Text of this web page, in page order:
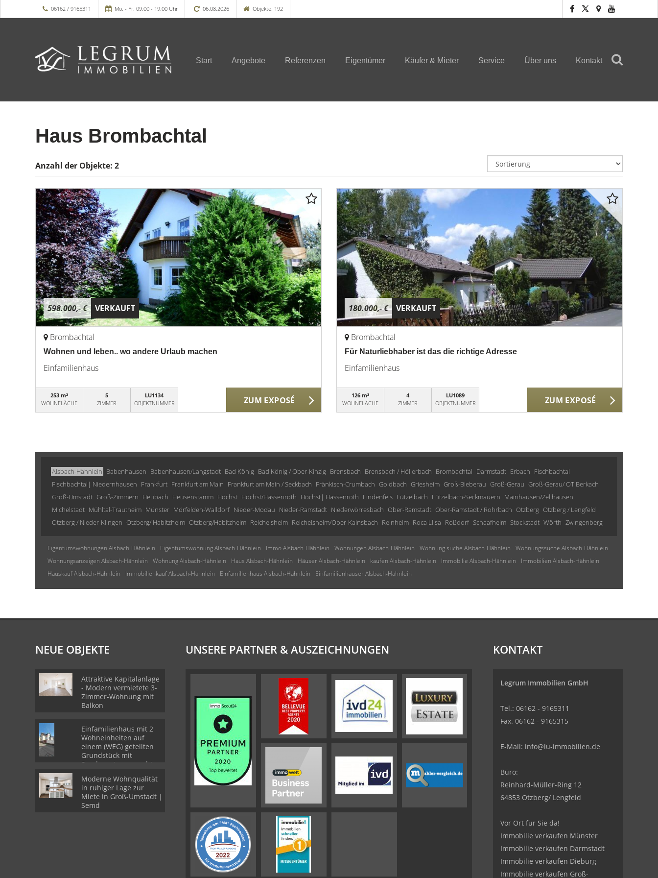
06162 / 9165311 Mo. - Fr. 09.00 - 19.00 Uhr 06.08.2026 Objekte: 192
Start Angebote Referenzen Eigentümer Käufer & Mieter Service Über uns Kontakt
Haus Brombachtal
Anzahl der Objekte: 2
598.000,- € VERKAUFT
Brombachtal
Wohnen und leben.. wo andere Urlaub machen
Einfamilienhaus
253 m²
WOHNFLÄCHE
5
ZIMMER
LU1134
OBJEKTNUMMER
ZUM EXPOSÉ
180.000,- € VERKAUFT
Brombachtal
Für Naturliebhaber ist das die richtige Adresse
Einfamilienhaus
126 m²
WOHNFLÄCHE
4
ZIMMER
LU1089
OBJEKTNUMMER
ZUM EXPOSÉ
Alsbach-Hähnlein Babenhausen Babenhausen/Langstadt Bad König Bad König / Ober-Kinzig Brensbach Brensbach / Höllerbach Brombachtal Darmstadt Erbach Fischbachtal
Fischbachtal| Niedernhausen Frankfurt Frankfurt am Main Frankfurt am Main / Seckbach Fränkisch-Crumbach Goldbach Griesheim Groß-Bieberau Groß-Gerau Groß-Gerau/ OT Berkach
Groß-Umstadt Groß-Zimmern Heubach Heusenstamm Höchst Höchst/Hassenroth Höchst| Hassenroth Lindenfels Lützelbach Lützelbach-Seckmauern Mainhausen/Zellhausen
Michelstadt Mühltal-Trautheim Münster Mörfelden-Walldorf Nieder-Modau Nieder-Ramstadt Niederwörresbach Ober-Ramstadt Ober-Ramstadt / Rohrbach Otzberg Otzberg / Lengfeld
Otzberg / Nieder-Klingen Otzberg/ Habitzheim Otzberg/Habitzheim Reichelsheim Reichelsheim/Ober-Kainsbach Reinheim Roca Llisa Roßdorf Schaafheim Stockstadt Wörth Zwingenberg
Eigentumswohnungen Alsbach-Hähnlein Eigentumswohnung Alsbach-Hähnlein Immo Alsbach-Hähnlein Wohnungen Alsbach-Hähnlein Wohnung suche Alsbach-Hähnlein
Wohnungssuche Alsbach-Hähnlein
Wohnungsanzeigen Alsbach-Hähnlein
Wohnung Alsbach-Hähnlein Haus Alsbach-Hähnlein Häuser Alsbach-Hähnlein kaufen Alsbach-Hähnlein Immobilie Alsbach-Hähnlein
Immobilien Alsbach-Hähnlein
Hauskauf Alsbach-Hähnlein
Immobilienkauf Alsbach-Hähnlein Einfamilienhaus Alsbach-Hähnlein Einfamilienhäuser Alsbach-Hähnlein
NEUE OBJEKTE
Attraktive Kapitalanlage
- Modern vermietete 3-
Zimmer-Wohnung mit
Balkon
Einfamilienhaus mit 2
Wohneinheiten auf
einem (WEG) geteilten
Grundstück mit
Sondernutzungsrechten
Moderne Wohnqualität
in ruhiger Lage zur
Miete in Groß-Umstadt |
Semd
UNSERE PARTNER & AUSZEICHNUNGEN KONTAKT
Legrum Immobilien GmbH
Tel.: 06162 - 9165311
Fax. 06162 - 9165315
E-Mail: info@lu-immobilien.de
Büro:
Reinhard-Müller-Ring 12
64853 Otzberg/ Lengfeld
Vor Ort für Sie da!
Immobilie verkaufen Münster
Immobilie verkaufen Darmstadt
Immobilie verkaufen Dieburg
Immobilie verkaufen Groß-